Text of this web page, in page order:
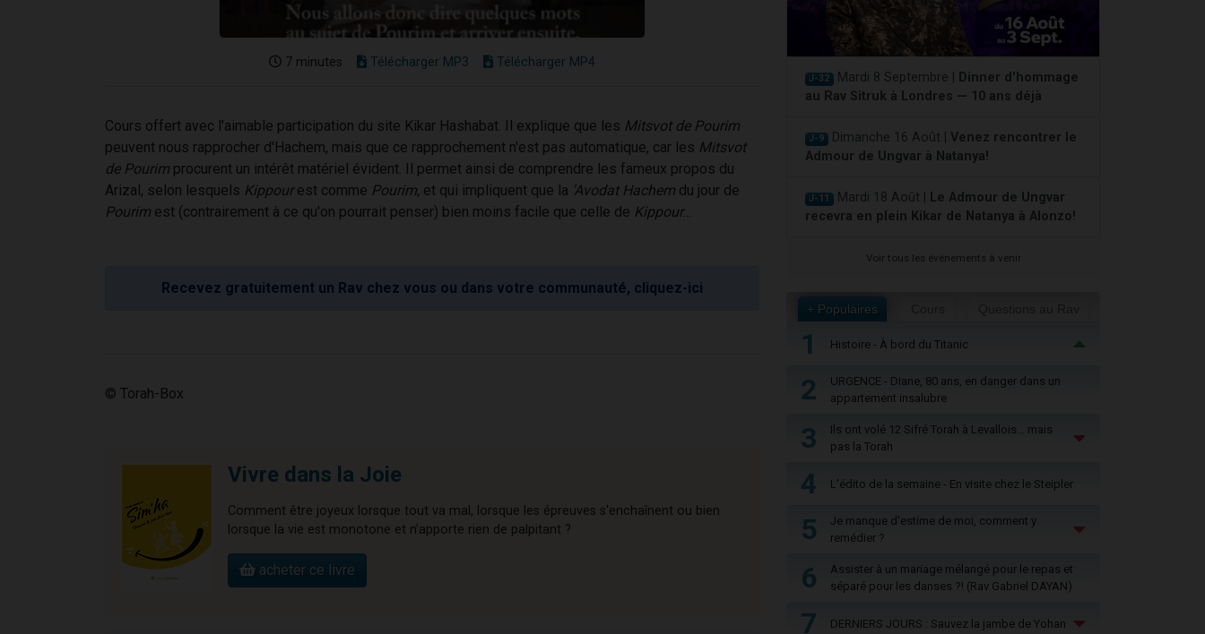
7 minutes Télécharger MP3 Télécharger MP4
Cours offert avec l'aimable participation du site Kikar Hashabat. Il explique que les Mitsvot de Pourim
peuvent nous rapprocher d'Hachem, mais que ce rapprochement n'est pas automatique, car les Mitsvot
de Pourim procurent un intérêt matériel évident. Il permet ainsi de comprendre les fameux propos du
Arizal, selon lesquels Kippourest comme Pourim, et qui impliquent que la 'Avodat Hachem du jour de
Pourim est (contrairement à ce qu'on pourrait penser) bien moins facile que celle de Kippour...
Recevez gratuitement un Rav chez vous ou dans votre communauté, cliquez-ici
© Torah-Box
Vivre dans la Joie
Comment être joyeux lorsque tout va mal, lorsque les épreuves s'enchaînent ou bien
lorsque la vie est monotone et n’apporte rien de palpitant ?
acheter ce livre
J-32 Mardi 8 Septembre |
Dinner d'hommage
au Rav Sitruk à Londres — 10 ans déjà
J-9 Dimanche 16 Août | Venez rencontrer le
Admour de Ungvar à Natanya!
J-11 Mardi 18 Août |
Le Admour de Ungvar
recevra en plein Kikar de Natanya à Alonzo!
Voir tous les événements à venir
+ Populaires
1 Histoire - À bord du Titanic
2
URGENCE - Diane, 80 ans, en danger dans un
appartement insalubre
3
Ils ont volé 12 Sifré Torah à Levallois… mais
pas la Torah
4 L'édito de la semaine - En visite chez le Steipler
5
Je manque d'estime de moi, comment y
remédier ?
6
Assister à un mariage mélangé pour le repas et
séparé pour les danses ?! (Rav Gabriel DAYAN)
7 DERNIERS JOURS : Sauvez la jambe de Yohan